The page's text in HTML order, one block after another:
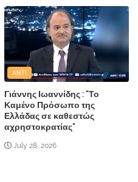
ANTI
Γιάννης Ιωαννίδης : "Το
Καμένο Πρόσωπο της
Ελλάδας σε καθεστώς
αχρηστοκρατίας"
July 28, 2026